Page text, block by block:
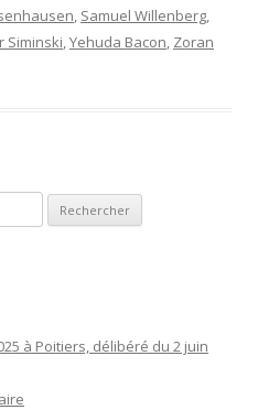
, Samuel Willenberg,
Siminski,Yehuda Bacon, Zoran
à Poitiers, délibéré du 2 juin